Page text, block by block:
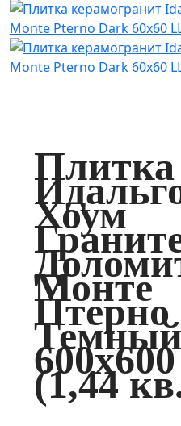
Плитка
Хоум
Монте
Птерно
Темный
(1,44